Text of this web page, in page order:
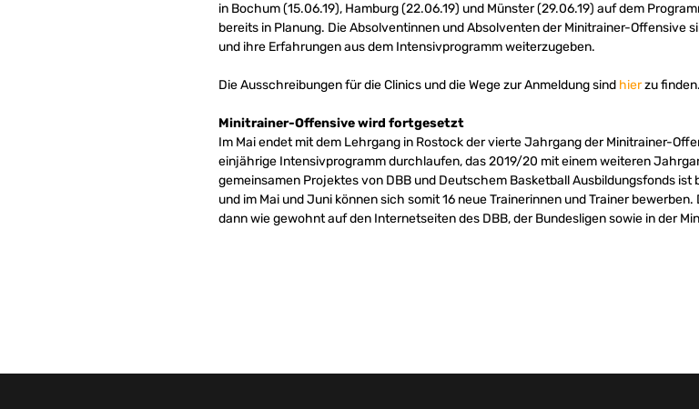
in Bochum (15.06.19), Hamburg (22.06.19) und Münster (29.06.19) auf dem
bereits in Planung. Die Absolventinnen und Absolventen der Minitrainer-Offensive
und ihre Erfahrungen aus dem Intensivprogramm weiterzugeben.
Die Ausschreibungen für die Clinics und die Wege zur Anmeldung sind hierzu finden.
Minitrainer-Offensive wird fortgesetzt
Im Mai endet mit dem Lehrgang in Rostock der vierte Jahrgang der Minitrainer-
einjährige Intensivprogramm durchlaufen, das 2019/20 mit einem weiteren
gemeinsamen Projektes von DBB und Deutschem Basketball Ausbildungsfonds
und im Mai und Juni können sich somit 16 neue Trainerinnen und Trainer
dann wie gewohnt auf den Internetseiten des DBB, der Bundesligen sowie in der